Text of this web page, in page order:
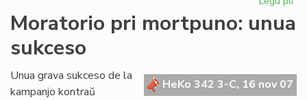
en
Moratorio pri mortpuno: unua
sukceso
HeKo 342 3-C, 16 nov 07
Unua grava sukceso de la
kampanjo kontraŭ